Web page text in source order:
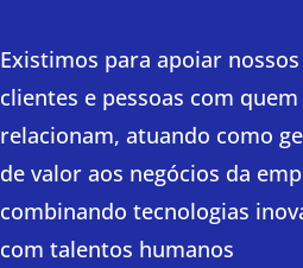
Existimos para apoiar nossos
clientes e pessoas com quem
relacionam, atuando como
de valor aos negócios da
combinando tecnologias
com talentos humanos